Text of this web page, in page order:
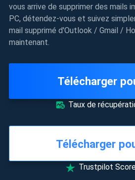
vous arrive de supprimer des mails
PC, détendez-vous et suivez
mail supprimé d'Outlook / Gmail /
maintenant.
Télécharger
 Taux de
Télécharger
 Trustpilot